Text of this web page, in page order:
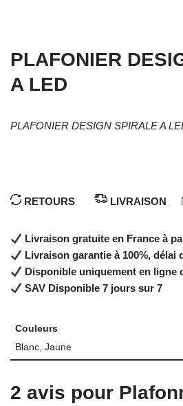
PLAFONIER
A LED
PLAFONIER DESIGN SPIRALE A
RETOURS LIVRAISON
Livraison gratuite en France à
Livraison garantie à 100%, délai
Disponible uniquement en ligne
SAV Disponible 7 jours sur 7
Couleurs
Blanc, Jaune
2 avis pour